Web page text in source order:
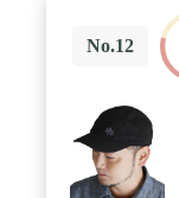
No.12